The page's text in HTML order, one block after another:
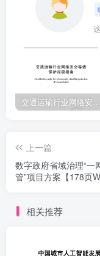
上一篇
数字政府省域治理“一
管”项目方案【178页
相关推荐